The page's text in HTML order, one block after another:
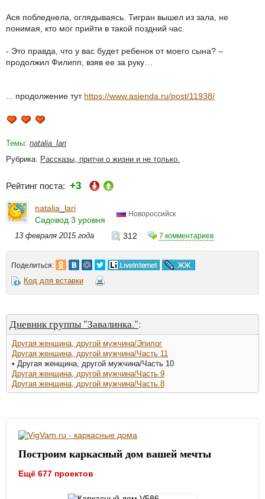
Ася побледнела, оглядываясь. Тигран вышел из зала, не
понимая, кто мог прийти в такой поздний час.
- Это правда, что у вас будет ребенок от моего сына? –
продолжил Филипп, взяв ее за руку…
... продолжение тут https://www.asienda.ru/post/11938/
Темы: natalia_lari
Рубрика: Рассказы, притчи о жизни и не только.
Рейтинг поста: +3
natalia_lari
Садовод 3 уровня
Новороссийск
13 февраля 2015 года 312 7 комментариев
Поделиться:
Код для вставки
Дневник группы "Завалинка.":
Другая женщина, другой мужчина/Эпилог
Другая женщина, другой мужчина/Часть 11
• Другая женщина, другой мужчина/Часть 10
Другая женщина, другой мужчина/Часть 9
Другая женщина, другой мужчина/Часть 8
Построим каркасный дом вашей мечты
Ещё 677 проектов